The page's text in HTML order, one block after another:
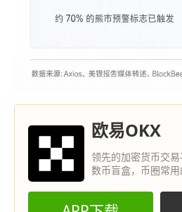
欧易OKX
领先的加密货币交
数币盲盒，币圈常用